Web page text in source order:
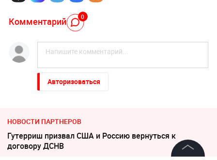
Комментарий 0
Авторизоваться
НОВОСТИ ПАРТНЕРОВ
Гутерриш призвал США и Россию вернуться к
договору ДСНВ